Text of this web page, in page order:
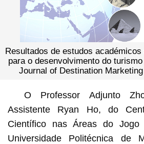
Resultados de estudos
para o desenvolvimento do
Journal of Destination
O Professor Adjunto
Assistente Ryan Ho, do
Científico nas Áreas do
Universidade Politécnica de